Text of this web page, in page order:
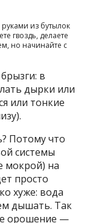
из бутылок
гвоздь, делаете
но начинайте с
в
дырки или
или тонкие
Потому что
системы
мокрой) на
просто
хуже: вода
дышать. Так
орошение —